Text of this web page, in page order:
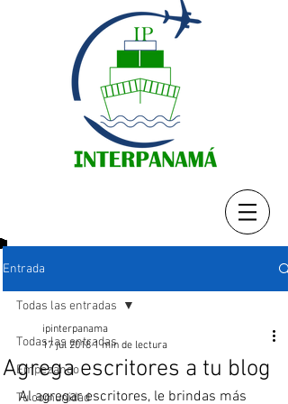
Entrada
Todas las entradas
Empezando
Tu comunidad
Todas las entradas
Agrega escritores a tu blog
ipinterpanama
17 jul 2018 1 min de lectura
Al agregar escritores, le brindas más